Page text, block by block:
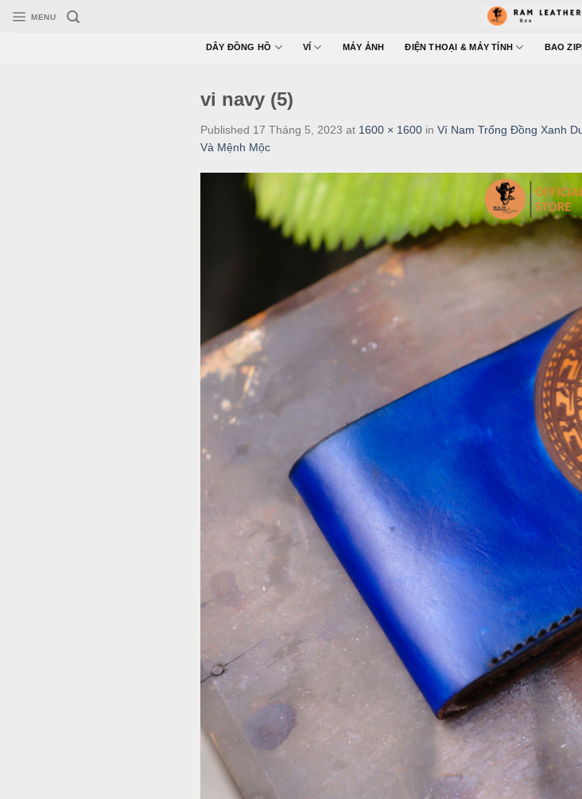
MENU
DÂY ĐỒNG HỒ VÍ MÁY ẢNH ĐIỆN THOẠI & MÁY TÍNH BAO
vi navy (5)
Published 17 Tháng 5, 2023 at 1600 × 1600 in Ví Nam Trống Đồng Xanh
Và Mệnh Mộc